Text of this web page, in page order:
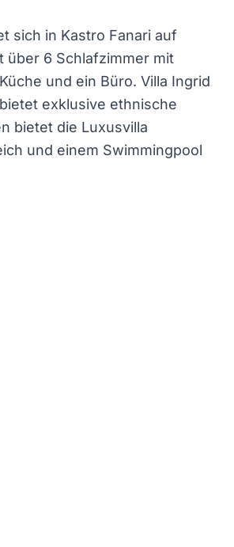
sich in Kastro Fanari auf
über 6 Schlafzimmer mit
und ein Büro. Villa Ingrid
exklusive ethnische
bietet die Luxusvilla
und einem Swimmingpool